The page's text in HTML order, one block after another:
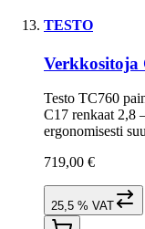
TESTO
Verkkositoja
Testo TC760
C17 renkaat 2,8
ergonomisesti
719,00 €
25,5 % VAT